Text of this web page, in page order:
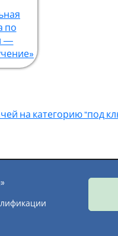
по
—
на категорию "под